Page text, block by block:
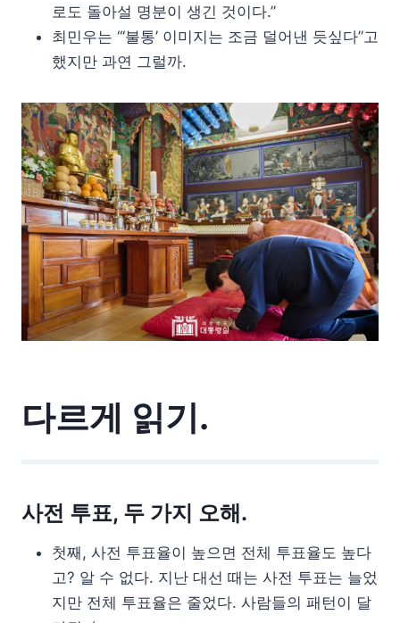
로도 돌아설 명분이 생긴 것이다.”
최민우는 “‘불통’ 이미지는 조금 덜어낸 듯싶다”고
했지만 과연 그럴까.
다르게 읽기.
사전 투표, 두 가지 오해.
첫째, 사전 투표율이 높으면 전체 투표율도 높다
고? 알 수 없다. 지난 대선 때는 사전 투표는 늘었
지만 전체 투표율은 줄었다. 사람들의 패턴이 달